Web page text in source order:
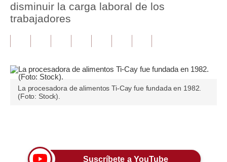
Tu Dinero
Finanzas Personales
Opinión
disminuir la carga laboral de los
trabajadores
La procesadora de alimentos Ti-Cay fue fundada en 1982.
(Foto: Stock).
Suscríbete a YouTube